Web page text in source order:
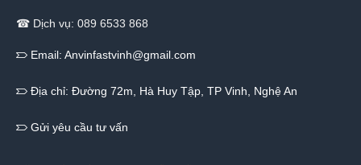
☎ Dịch vụ: 089 6533 868
Email: Anvinfastvinh@gmail.com
Địa chỉ: Đường 72m, Hà Huy Tập, TP Vinh, Nghệ An
Gửi yêu cầu tư vấn